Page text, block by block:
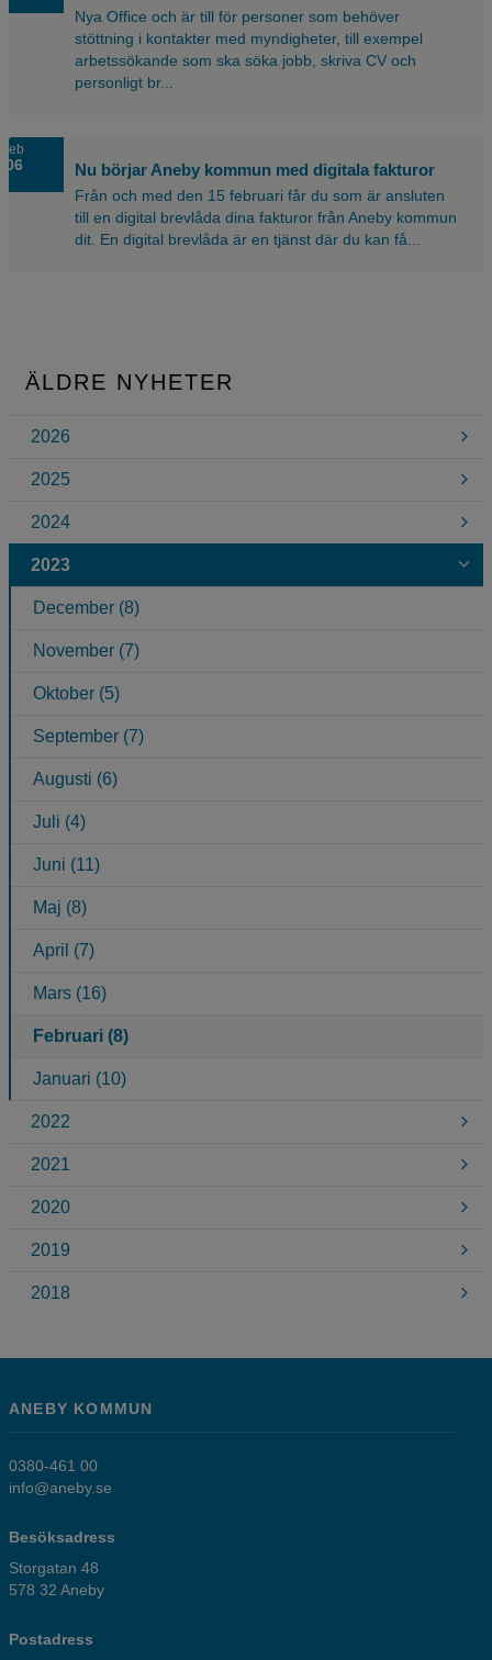
Nya Office och är till för personer som behöver
stöttning i kontakter med myndigheter, till exempel
arbetssökande som ska söka jobb, skriva CV och
personligt br...
feb
06 Nu börjar Aneby kommun med digitala fakturor
Från och med den 15 februari får du som är ansluten
till en digital brevlåda dina fakturor från Aneby kommun
dit. En digital brevlåda är en tjänst där du kan få...
ÄLDRE NYHETER
2026
2025
2024
2023
December (8)
November (7)
Oktober (5)
September (7)
Augusti (6)
Juli (4)
Juni (11)
Maj (8)
April (7)
Mars (16)
Februari (8)
Januari (10)
2022
2021
2020
2019
2018
ANEBY KOMMUN
0380-461 00
info@aneby.se
Besöksadress
Storgatan 48
578 32 Aneby
Postadress